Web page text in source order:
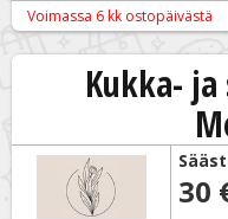
Voimassa 6 kk ostopäivästä
Kukka-
30